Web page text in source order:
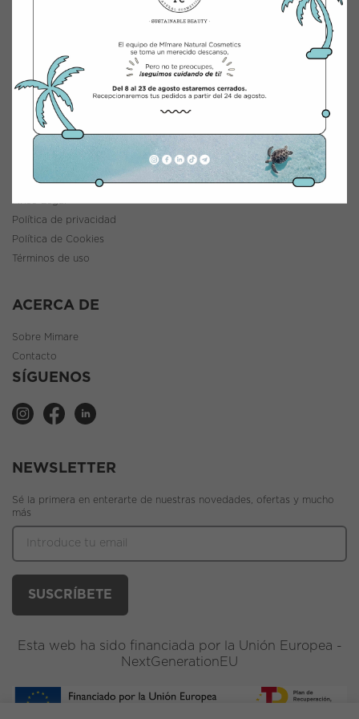
INTEGRACIÓN Y DISTRIBUCIÓN COSMÉTICA
Polígono Industrial Saprelorca, B/111
30817 Lorca (Murcia), España
www.mimarenaturalcosmetics.com
Teléfono:968 47 60 59
INFORMACIÓN
Política de envíos y devoluciones
Política de privacidad
Política de Cookies
Términos de uso
ACERCA DE
Sobre Mimare
Contacto
SÍGUENOS
NEWSLETTER
Sé la primera en enterarte de nuestras novedades, ofertas y mucho
más
Esta web ha sido financiada por la Unión Europea -
NextGenerationEU